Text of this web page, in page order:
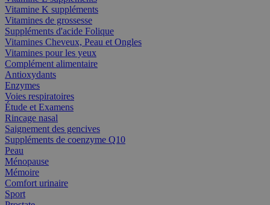
Vitamine K suppléments
Vitamines de grossesse
Suppléments d'acide Folique
Vitamines Cheveux, Peau et Ongles
Vitamines pour les yeux
Complément alimentaire
Antioxydants
Enzymes
Voies respiratoires
Étude et Examens
Rincage nasal
Saignement des gencives
Suppléments de coenzyme Q10
Peau
Ménopause
Mémoire
Comfort urinaire
Sport